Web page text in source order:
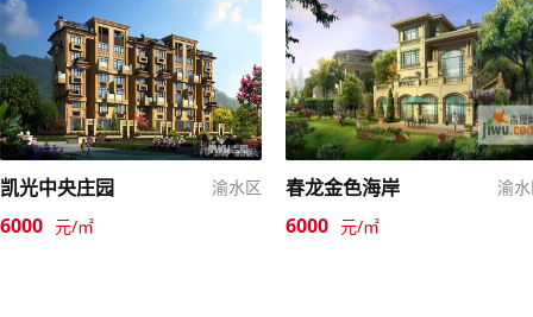
凯光中央庄园 渝水区
6000 元/㎡
春龙金色海岸 渝
6000 元/㎡